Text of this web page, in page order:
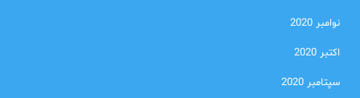
نوامبر 2020
اکتبر 2020
سپتامبر 2020